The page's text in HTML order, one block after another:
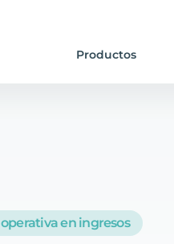
Productos
en ingresos